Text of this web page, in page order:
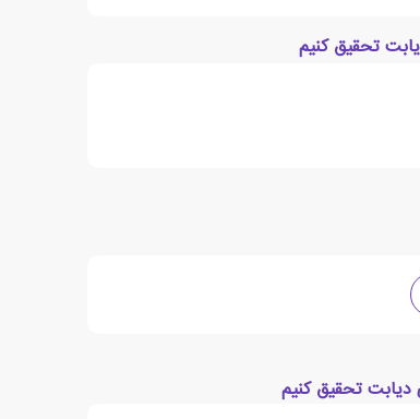
تحقیق کنیم
دیابت تحقیق کنیم